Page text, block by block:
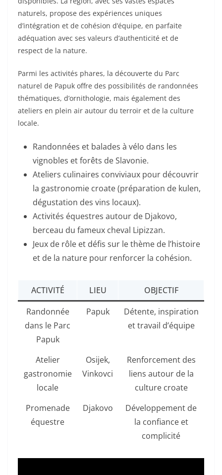
naturels, propose des expériences uniques
d’intégration et de cohésion d’équipe, en parfaite
adéquation avec ses valeurs d’authenticité et de
respect de la nature.
Parmi les activités phares, la découverte du Parc
naturel de Papuk offre des possibilités de randonnées
thématiques, d’ornithologie, mais également des
ateliers en plein air autour du terroir et de la culture
locale.
Randonnées et balades à vélo dans les
vignobles et forêts de Slavonie.
Ateliers culinaires conviviaux pour découvrir
la gastronomie croate (préparation de kulen,
dégustation des vins locaux).
Activités équestres autour de Djakovo,
berceau du fameux cheval Lipizzan.
Jeux de rôle et défis sur le thème de l’histoire
et de la nature pour renforcer la cohésion.
ACTIVITÉ LIEU
OBJECTIF
Randonnée
dans le Parc
Papuk
Papuk
Détente, inspiration
et travail d’équipe
Atelier
gastronomie
locale
Osijek,
Vinkovci
Renforcement des
liens autour de la
culture croate
Promenade
équestre
Djakovo
Développement de
la confiance et
complicité